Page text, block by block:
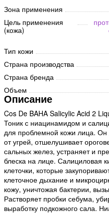
Зона применения
Цель применения
(кожа)
Тип кожи
Страна производства
Страна бренда
Объем
Описание
Cos De BAHA Salicylic Acid 2
Тоник с ниацинамидом и
для проблемной кожи лица. Он
от угрей, отшелушивает
сальных желез, устраняет и
блеска на лице. Салициловая
клеточки, которые
клеточное дыхание и
кожу, уничтожая бактерии,
Растворяет пробки себума,
выработку подкожного сала.